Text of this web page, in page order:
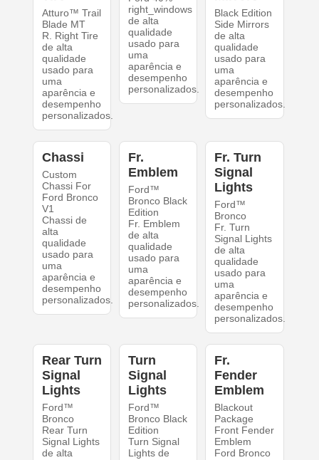
Atturo™ Trail
Blade MT
R. Right Tire
de alta
qualidade
usado para
uma
aparência e
desempenho
personalizados.
right_windows
de alta
qualidade
usado para
uma
aparência e
desempenho
personalizados.
Black Edition
Side Mirrors
de alta
qualidade
usado para
uma
aparência e
desempenho
personalizados.
Chassi
Custom
Chassi For
Ford Bronco
V1
Chassi de
alta
qualidade
usado para
uma
aparência e
desempenho
personalizados.
Fr.
Emblem
Ford™
Bronco Black
Edition
Fr. Emblem
de alta
qualidade
usado para
uma
aparência e
desempenho
personalizados.
Fr. Turn
Signal
Lights
Ford™
Bronco
Fr. Turn
Signal Lights
de alta
qualidade
usado para
uma
aparência e
desempenho
personalizados.
Rear Turn
Signal
Lights
Ford™
Bronco
Rear Turn
Signal Lights
de alta
Turn
Signal
Lights
Ford™
Bronco Black
Edition
Turn Signal
Lights de
Fr.
Fender
Emblem
Blackout
Package
Front Fender
Emblem
Ford Bronco